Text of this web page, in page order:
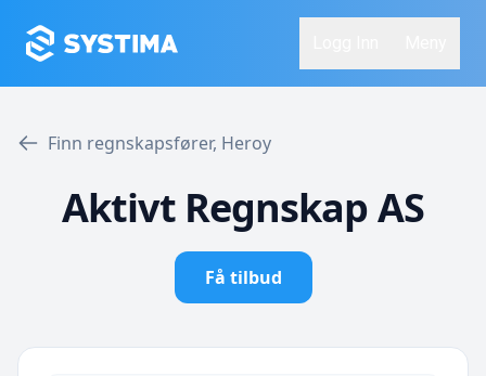
Finn regnskapsfører, Heroy
Aktivt Regnskap AS
Få tilbud